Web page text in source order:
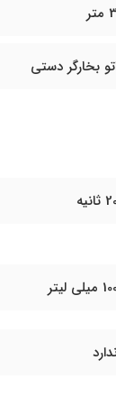
3 متر
بخارگر دستی
لیتر